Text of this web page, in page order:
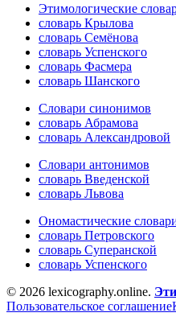
Этимологические
словарь Крылова
словарь Семёнова
словарь Успенского
словарь Фасмера
словарь Шанского
Словари синонимов
словарь Абрамова
словарь Александровой
Словари антонимов
словарь Введенской
словарь Львова
Ономастические
словарь Петровского
словарь Суперанской
словарь Успенского
© 2026 lexicography.online.
Пользовательское соглашение